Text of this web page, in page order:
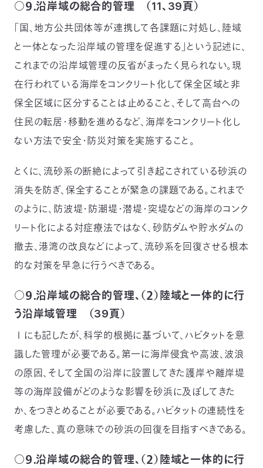
○９．沿岸域の総合的管理 （11、39頁）
「国、地方公共団体等が連携して各課題に対処し、陸域
と一体となった沿岸域の管理を促進する」という記述に、
これまでの沿岸域管理の反省がまったく見られない。現
在行われている海岸をコンクリート化して保全区域と非
保全区域に区分することは止めること、そして高台への
住民の転居・移動を進めるなど、海岸をコンクリート化し
ない方法で安全・防災対策を実施すること。
とくに、流砂系の断絶によって引き起こされている砂浜の
消失を防ぎ、保全することが緊急の課題である。これまで
のように、防波堤・防潮堤・潜堤・突堤などの海岸のコンク
リート化による対症療法ではなく、砂防ダムや貯水ダムの
撤去、港湾の改良などによって、流砂系を回復させる根本
的な対策を早急に行うべきである。
○９．沿岸域の総合的管理、（２）陸域と一体的に行
う沿岸域管理 （39頁）
Ⅰにも記したが、科学的根拠に基づいて、ハビタットを意
識した管理が必要である。第一に海岸侵食や高波、波浪
の原因、そして全国の沿岸に設置してきた護岸や離岸堤
等の海岸設備がどのような影響を砂浜に及ぼしてきた
か、をつきとめることが必要である。ハビタットの連続性を
考慮した、真の意味での砂浜の回復を目指すべきである。
○９．沿岸域の総合的管理、（２）陸域と一体的に行